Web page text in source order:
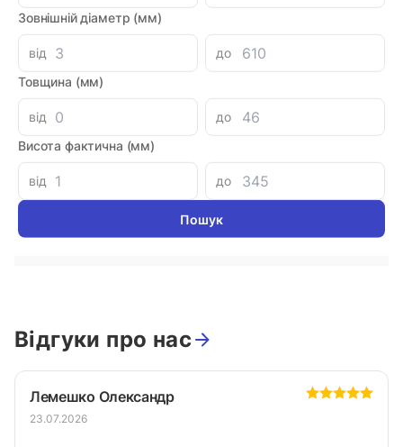
Зовнішній діаметр (мм)
від
до
Товщина (мм)
від
до
Висота фактична (мм)
від до
Знайшли дешевше?
Параметри
Артикул PL1SС-06pr
Відгуки про нас
Лемешко Олександр
23.07.2026